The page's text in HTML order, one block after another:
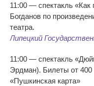
11:00 — спектакль
Богданов по
театра.
Липецкий
11:00 — спектакль
Эрдман). Билеты от 400
«Пушкинская карта»